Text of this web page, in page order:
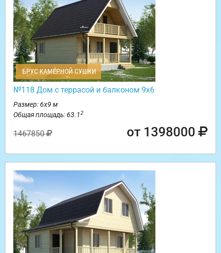
БРУС КАМЕРНОЙ СУШКИ
№118 Дом с террасой и балконом 9х6
Размер: 6х9 м
Общая площадь: 63.12
1467850 от 1398000